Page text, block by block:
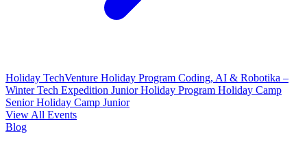
Holiday TechVenture Holiday Program Coding, AI & Robotika –
Winter Tech Expedition Junior Holiday Program Holiday Camp
SeniorHoliday Camp Junior
View All Events
Blog